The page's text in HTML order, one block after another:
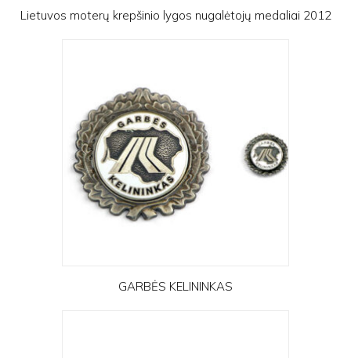
Lietuvos moterų krepšinio lygos nugalėtojų medaliai 2012
GARBĖS KELININKAS